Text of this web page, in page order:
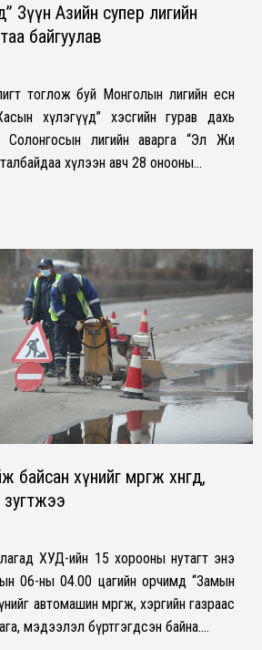
Зүүн Азийн супер лигийн
байгуулав
тоглож буй Монголын лигийн есөн
хүлэгүүд” хэсгийн гурав дахь
Солонгосын лигийн аварга “Эл Жи
талбайдаа хүлээн авч 28 онооны…
хүнийг мөргөж хөнөөгөөд,
зугтжээ
ХУД-ийн 15 хорооны нутагт энэ
06-ны 04.00 цагийн орчимд “Замын
автомашин мөргөж, хэргийн газраас
мэдээлэл бүртгэгдсэн байна.…